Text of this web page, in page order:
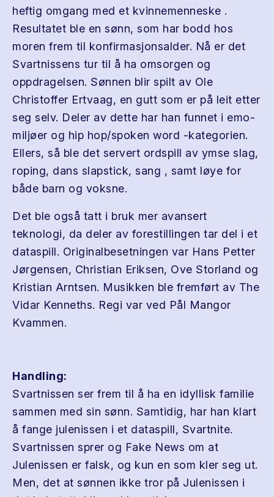
heftig omgang med et kvinnemenneske .
Resultatet ble en sønn, som har bodd hos
moren frem til konfirmasjonsalder. Nå er det
Svartnissens tur til å ha omsorgen og
oppdragelsen. Sønnen blir spilt av Ole
Christoffer Ertvaag, en gutt som er på leit etter
seg selv. Deler av dette har han funnet i emo-
miljøer og hip hop/spoken word -kategorien.
Ellers, så ble det servert ordspill av ymse slag,
roping, dans slapstick, sang , samt løye for
både barn og voksne.
Det ble også tatt i bruk mer avansert
teknologi, da deler av forestillingen tar del i et
dataspill. Originalbesetningen var Hans Petter
Jørgensen, Christian Eriksen, Ove Storland og
Kristian Arntsen. Musikken ble fremført av The
Vidar Kenneths. Regi var ved Pål Mangor
Kvammen.
Handling:
Svartnissen ser frem til å ha en idyllisk familie
sammen med sin sønn. Samtidig, har han klart
å fange julenissen i et dataspill, Svartnite.
Svartnissen sprer og Fake News om at
Julenissen er falsk, og kun en som kler seg ut.
Men, det at sønnen ikke tror på Julenissen i